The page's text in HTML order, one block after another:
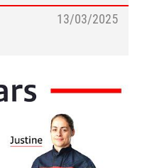
13/03/2025